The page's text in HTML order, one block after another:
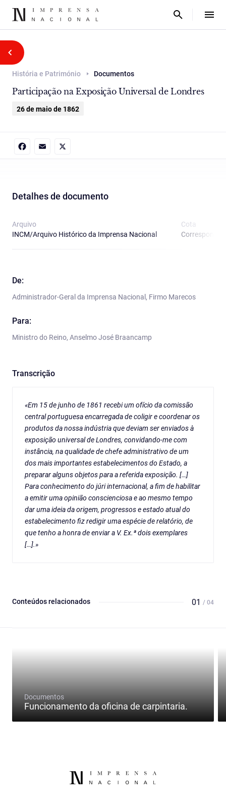
História e Património Documentos
Participação na Exposição Universal de Londres
26 de maio de 1862
Detalhes de documento
Arquivo
INCM/Arquivo Histórico da Imprensa Nacional
Cota
De:
Administrador-Geral da Imprensa Nacional, Firmo Marecos
Para:
Ministro do Reino, Anselmo José Braancamp
Transcrição
«Em 15 de junho de 1861 recebi um ofício da comissão
central portuguesa encarregada de coligir e coordenar os
produtos da nossa indústria que deviam ser enviados à
exposição universal de Londres, convidando-me com
instância, na qualidade de chefe administrativo de um
dos mais importantes estabelecimentos do Estado, a
preparar alguns objetos para a referida exposição. […]
Para conhecimento do júri internacional, a fim de habilitar
a emitir uma opinião conscienciosa e ao mesmo tempo
dar uma ideia da origem, progressos e estado atual do
estabelecimento fiz redigir uma espécie de relatório, de
que tenho a honra de enviar a V. Ex.ª dois exemplares
[…].»
Conteúdos relacionados 01 / 04
Documentos
Funcionamento da oficina de carpintaria.